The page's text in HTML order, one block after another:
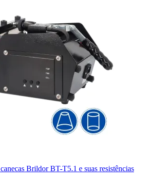
Brildor BT-T5.1 e suas resistências